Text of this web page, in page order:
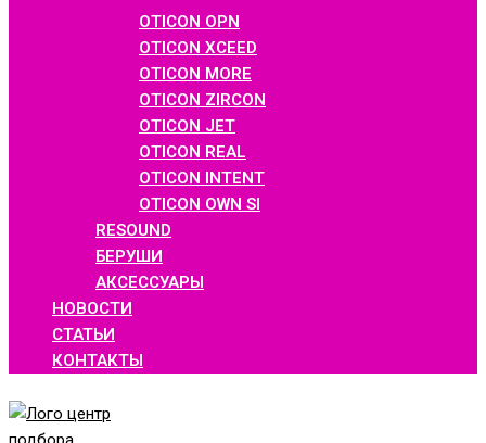
OTICON OPN
OTICON XCEED
OTICON MORE
OTICON ZIRCON
OTICON JET
OTICON REAL
OTICON INTENT
OTICON OWN SI
RESOUND
БЕРУШИ
АКСЕССУАРЫ
НОВОСТИ
СТАТЬИ
КОНТАКТЫ